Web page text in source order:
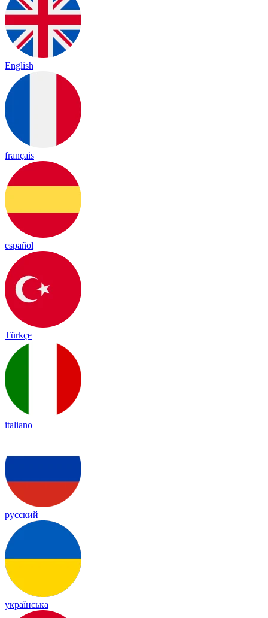
English
français
español
Türkçe
italiano
русский
українська